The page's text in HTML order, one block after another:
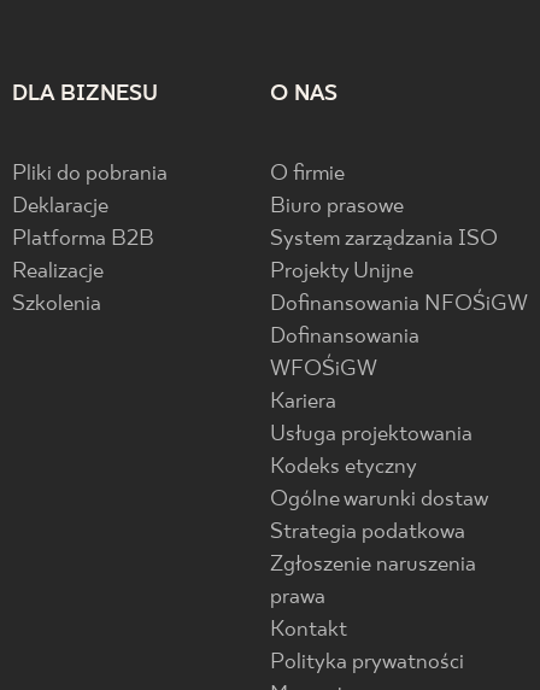
DLA BIZNESU
Pliki do pobrania
Deklaracje
Platforma B2B
Realizacje
Szkolenia
O NAS
O firmie
Biuro prasowe
System zarządzania ISO
Projekty Unijne
Dofinansowania NFOŚiGW
Dofinansowania
WFOŚiGW
Kariera
Usługa projektowania
Kodeks etyczny
Ogólne warunki dostaw
Strategia podatkowa
Zgłoszenie naruszenia
prawa
Kontakt
Polityka prywatności